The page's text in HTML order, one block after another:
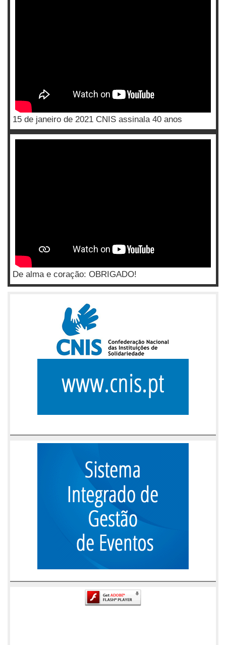
15 de janeiro de 2021 CNIS assinala 40 anos
De alma e coração: OBRIGADO!